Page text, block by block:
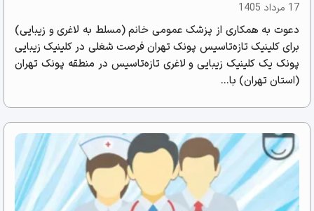
17 مرداد 1405
دعوت به همکاری از پزشک عمومی خانم (مسلط به لاغری و زیبایی)
برای کلینیک تازه‌تاسیس پونک تهران فرصت شغلی در کلینیک زیبایی
پونک یک کلینیک زیبایی و لاغری تازه‌تاسیس در منطقه پونک تهران
(استان تهران) با...